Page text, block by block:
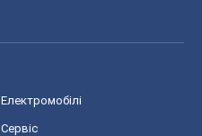
Електромобілі
Сервіс